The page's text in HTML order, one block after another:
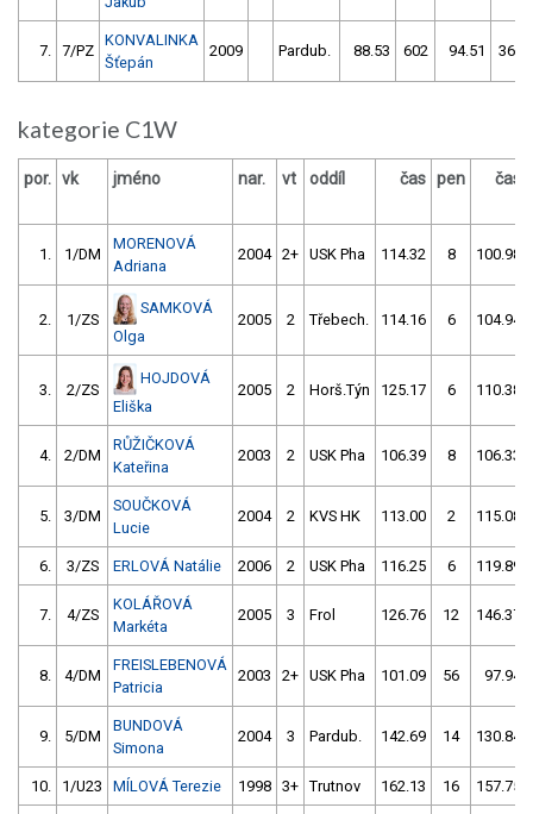
7. 7/PZ
KONVALINKA
Šťepán
2009 Pardub. 88.53 602 94.51 360
kategorie C1W
por. vk jméno nar. vt oddíl čas pen čas
1. 1/DM
MORENOVÁ
Adriana
2004 2+ USK Pha 114.32 8 100.98
2. 1/ZS
SAMKOVÁ
Olga
2005 2 Třebech. 114.16 6 104.94
3. 2/ZS
HOJDOVÁ
Eliška
2005 2 Horš.Týn 125.17 6 110.38
4. 2/DM
RŮŽIČKOVÁ
Kateřina
2003 2 USK Pha 106.39 8 106.33
5. 3/DM
SOUČKOVÁ
Lucie
2004 2 KVS HK 113.00 2 115.08
6. 3/ZS ERLOVÁ Natálie 2006 2 USK Pha 116.25 6 119.89
7. 4/ZS
KOLÁŘOVÁ
Markéta
2005 3 Frol 126.76 12 146.37
8. 4/DM
FREISLEBENOVÁ
Patricia
2003 2+ USK Pha 101.09 56 97.94
9. 5/DM
BUNDOVÁ
Simona
2004 3 Pardub. 142.69 14 130.84
10. 1/U23 MÍLOVÁ Terezie 1998 3+ Trutnov 162.13 16 157.75